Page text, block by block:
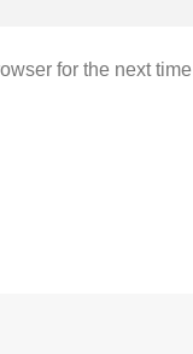
for the next